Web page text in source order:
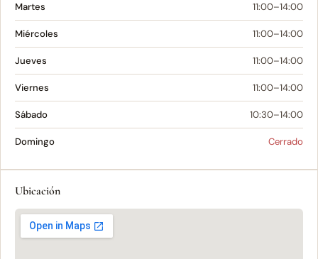
Martes 11:00–14:00
Miércoles 11:00–14:00
Jueves 11:00–14:00
Viernes 11:00–14:00
Sábado 10:30–14:00
Domingo Cerrado
Ubicación